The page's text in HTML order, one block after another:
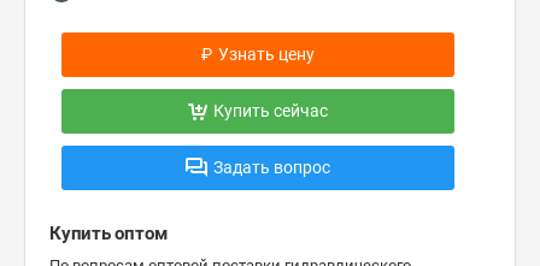
₽ Узнать цену
Купить сейчас
Задать вопрос
Купить оптом